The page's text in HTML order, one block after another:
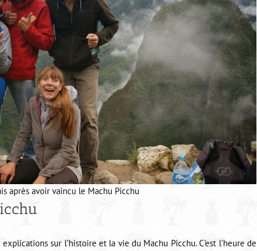
après avoir vaincu le Machu Picchu
sur l’histoire et la vie du Machu Picchu. C’est l’heure de